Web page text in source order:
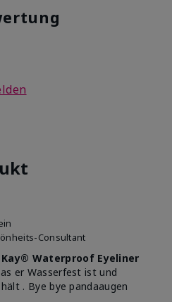
im
dir
Consultant
Waterproof Eyeliner
er Wasserfest ist und
. Bye bye pandaaugen